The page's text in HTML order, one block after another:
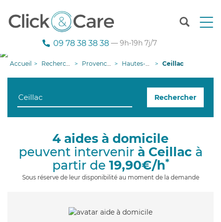
T
n
g
09 78 38 38 38 — 9h-19h 7j/7
Accueil Recherche aide à domicile Provence-Alpes-Côte d'Azur Hautes-Alpes Ceillac
Rechercher
4 aides à domicile
peuvent intervenir à Ceillacà
partir de 19,90€/h*
Sous réserve de leur disponibilité au moment de la demande